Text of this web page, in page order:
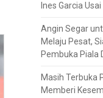
Ines Garcia
Angin Segar
Melaju Pesat,
Pembuka Piala
Masih Terbuka
Memberi